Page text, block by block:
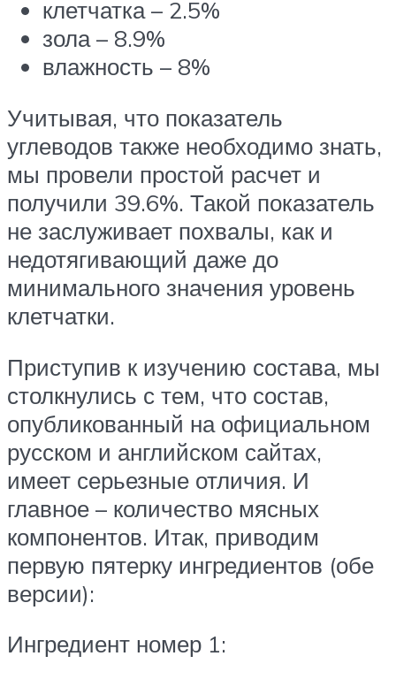
клетчатка – 2.5%
зола – 8.9%
влажность – 8%
Учитывая, что показатель
углеводов также необходимо знать,
мы провели простой расчет и
получили 39.6%. Такой показатель
не заслуживает похвалы, как и
недотягивающий даже до
минимального значения уровень
клетчатки.
Приступив к изучению состава, мы
столкнулись с тем, что состав,
опубликованный на официальном
русском и английском сайтах,
имеет серьезные отличия. И
главное – количество мясных
компонентов. Итак, приводим
первую пятерку ингредиентов (обе
версии):
Ингредиент номер 1: